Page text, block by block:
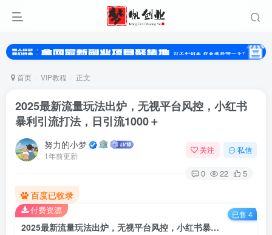
首页 VIP教程 正文
2025最新流量玩法出炉，无视平台风控，小红书
暴利引流打法，日引流1000＋
努力的小梦
1年前更新
关注 私信
0 22 5
百度已收录
2025最新流量玩法出炉，无视平台风控，小红书暴利引流打法，日引流1000＋
付费资源 已售 4